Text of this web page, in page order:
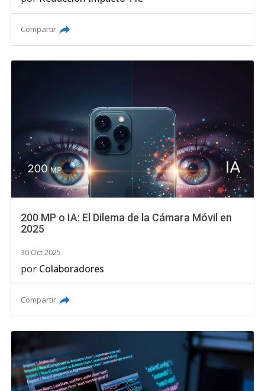
Compartir
200 MP o IA: El Dilema de la Cámara Móvil en
2025
30 Oct 2025
por Colaboradores
Compartir